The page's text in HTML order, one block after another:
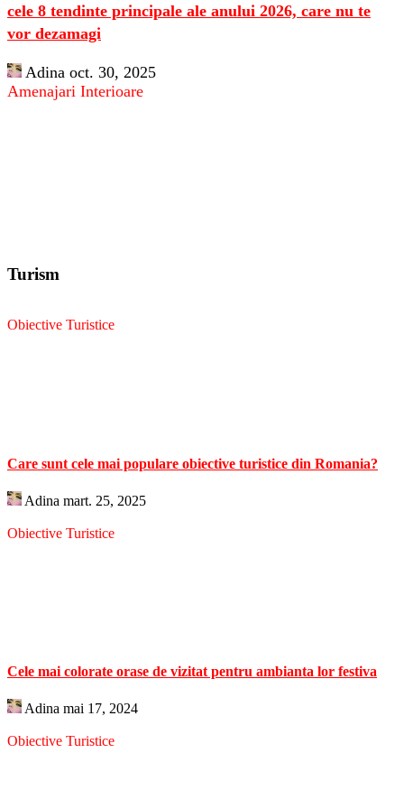
cele 8 tendinte principale ale anului 2026, care nu te
vor dezamagi
Adina oct. 30, 2025
Amenajari Interioare
Turism
Obiective Turistice
Care sunt cele mai populare obiective turistice din Romania?
Adina mart. 25, 2025
Obiective Turistice
Cele mai colorate orase de vizitat pentru ambianta lor festiva
Adina mai 17, 2024
Obiective Turistice